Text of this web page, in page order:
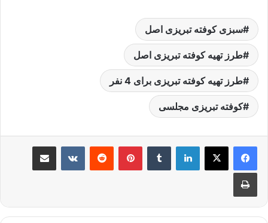
سبزی کوفته تبریزی اصل
طرز تهیه کوفته تبریزی اصل
طرز تهیه کوفته تبریزی برای 4 نفر
کوفته تبریزی مجلسی
لینکدین ‫تامبلر پینترست‫رددیت ‫VKontakteاشتراک گذاری از طریق ایمیل
چاپ